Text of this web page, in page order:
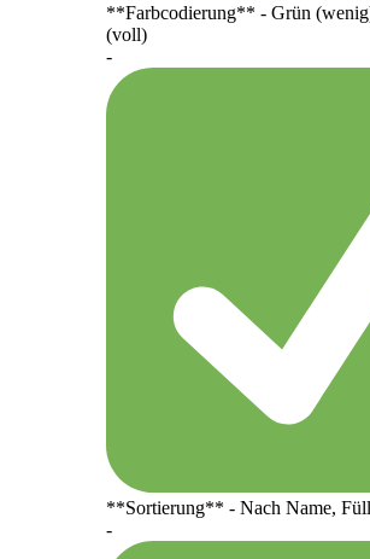
**Farbcodierung** - Grün
(voll)
-
**Sortierung** - Nach Name,
-